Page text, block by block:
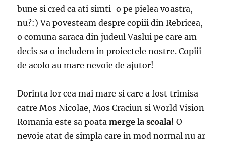
bune si cred ca ati simti-o pe pielea voastra,
nu?:) Va povesteam despre copiii din Rebricea,
o comuna saraca din judeul Vaslui pe care am
decis sa o includem in proiectele nostre. Copiii
de acolo au mare nevoie de ajutor!
Dorinta lor cea mai mare si care a fost trimisa
catre Mos Nicolae, Mos Craciun si World Vision
Romania este sa poatamerge la scoala!O
nevoie atat de simpla care in mod normal nu ar